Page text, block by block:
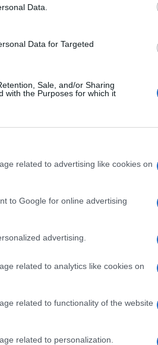
Data.
Data for Targeted
Sale, and/or Sharing
with the Purposes for which it
related to advertising like cookies on
to Google for online advertising
advertising.
related to analytics like cookies on
related to functionality of the website
related to personalization.
male. Tante sconfitte
Tante critiche,
una parte soffrivo,
migliore d’Italia,
via da casa, quando
passato da bambino
verso la fine
match successivo,
quest’anno c’è
la nascita di mio